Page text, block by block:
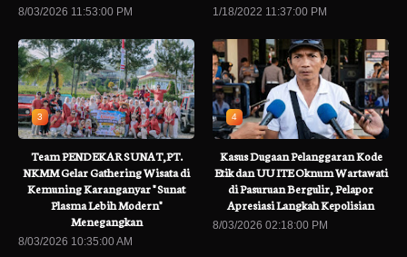
8/03/2026 11:53:00 PM 1/18/2022 11:37:00 PM
3
Team PENDEKAR SUNAT,PT.
NKMM Gelar Gathering Wisata di
Kemuning Karanganyar " Sunat
Plasma Lebih Modern"
Menegangkan
8/03/2026 10:35:00 AM
4
Kasus Dugaan Pelanggaran Kode
Etik dan UU ITE Oknum Wartawati
di Pasuruan Bergulir, Pelapor
Apresiasi Langkah Kepolisian
8/03/2026 02:18:00 PM